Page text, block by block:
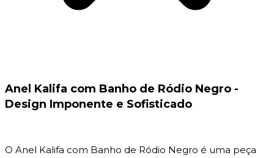
Anel Kalifa com Banho de Ródio Negro -
Design Imponente e Sofisticado
O Anel Kalifa com Banho de Ródio Negro é uma peça